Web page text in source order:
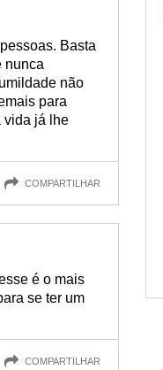
Basta
nunca
não
para
vida já lhe
COMPARTILHAR
é o mais
se ter um
COMPARTILHAR